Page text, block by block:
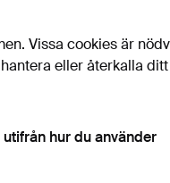
37
Vissa cookies är
eller återkalla ditt
hur du använder